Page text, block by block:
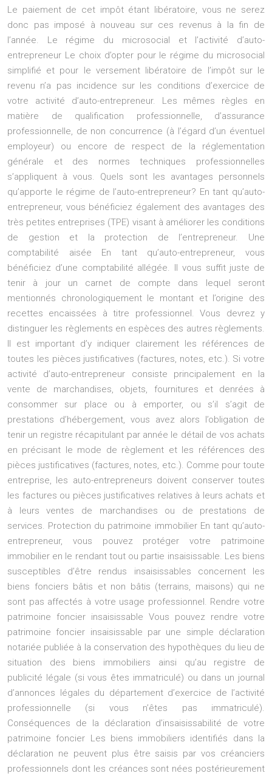
Le paiement de cet impôt étant libératoire, vous ne serez
donc pas imposé à nouveau sur ces revenus à la fin de
l’année. Le régime du microsocial et l’activité d’auto-
entrepreneur Le choix d’opter pour le régime du microsocial
simplifié et pour le versement libératoire de l’impôt sur le
revenu n’a pas incidence sur les conditions d’exercice de
votre activité d’auto-entrepreneur. Les mêmes règles en
matière de qualification professionnelle, d’assurance
professionnelle, de non concurrence (à l’égard d’un éventuel
employeur) ou encore de respect de la réglementation
générale et des normes techniques professionnelles
s’appliquent à vous. Quels sont les avantages personnels
qu’apporte le régime de l’auto-entrepreneur? En tant qu’auto-
entrepreneur, vous bénéficiez également des avantages des
très petites entreprises (TPE) visant à améliorer les conditions
de gestion et la protection de l’entrepreneur. Une
comptabilité aisée En tant qu’auto-entrepreneur, vous
bénéficiez d’une comptabilité allégée. Il vous suffit juste de
tenir à jour un carnet de compte dans lequel seront
mentionnés chronologiquement le montant et l’origine des
recettes encaissées à titre professionnel. Vous devrez y
distinguer les règlements en espèces des autres règlements.
Il est important d’y indiquer clairement les références de
toutes les pièces justificatives (factures, notes, etc.). Si votre
activité d’auto-entrepreneur consiste principalement en la
vente de marchandises, objets, fournitures et denrées à
consommer sur place ou à emporter, ou s’il s’agit de
prestations d’hébergement, vous avez alors l’obligation de
tenir un registre récapitulant par année le détail de vos achats
en précisant le mode de règlement et les références des
pièces justificatives (factures, notes, etc.). Comme pour toute
entreprise, les auto-entrepreneurs doivent conserver toutes
les factures ou pièces justificatives relatives à leurs achats et
à leurs ventes de marchandises ou de prestations de
services. Protection du patrimoine immobilier En tant qu’auto-
entrepreneur, vous pouvez protéger votre patrimoine
immobilier en le rendant tout ou partie insaisissable. Les biens
susceptibles d’être rendus insaisissables concernent les
biens fonciers bâtis et non bâtis (terrains, maisons) qui ne
sont pas affectés à votre usage professionnel. Rendre votre
patrimoine foncier insaisissable Vous pouvez rendre votre
patrimoine foncier insaisissable par une simple déclaration
notariée publiée à la conservation des hypothèques du lieu de
situation des biens immobiliers ainsi qu’au registre de
publicité légale (si vous êtes immatriculé) ou dans un journal
d’annonces légales du département d’exercice de l’activité
professionnelle (si vous n’êtes pas immatriculé).
Conséquences de la déclaration d’insaisissabilité de votre
patrimoine foncier Les biens immobiliers identifiés dans la
déclaration ne peuvent plus être saisis par vos créanciers
professionnels dont les créances sont nées postérieurement